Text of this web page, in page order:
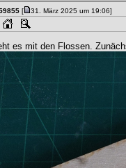
[ 31. März 2025 um 19:06]
es mit den Flossen.